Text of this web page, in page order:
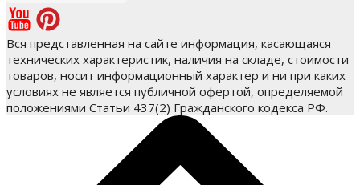
Вся представленная на сайте информация, касающаяся
технических характеристик, наличия на складе, стоимости
товаров, носит информационный характер и ни при каких
условиях не является публичной офертой, определяемой
положениями Статьи 437(2) Гражданского кодекса РФ.